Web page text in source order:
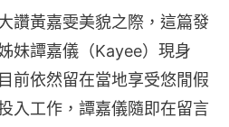
讚黃嘉雯美貌之際，這篇發
妹譚嘉儀（Kayee）現身
前依然留在當地享受悠閒假
入工作，譚嘉儀隨即在留言